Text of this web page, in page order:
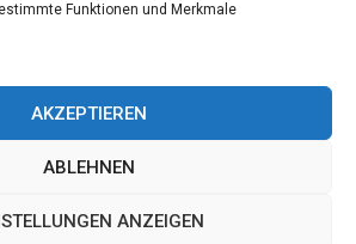
Funktionen und Merkmale
AKZEPTIEREN
ABLEHNEN
ANZEIGEN